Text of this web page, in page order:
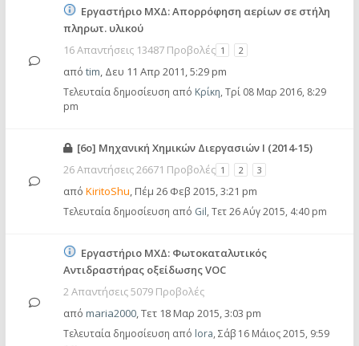
Εργαστήριο ΜΧΔ: Απορρόφηση αερίων σε στήλη
πληρωτ. υλικού
16 Απαντήσεις 13487 Προβολές 1 2
από tim, Δευ 11 Απρ 2011, 5:29 pm
Τελευταία δημοσίευση από Κρίκη, Τρί 08 Μαρ 2016, 8:29
pm
[6ο] Μηχανική Χημικών Διεργασιών Ι (2014-15)
26 Απαντήσεις 26671 Προβολές 1 2 3
από KiritoShu, Πέμ 26 Φεβ 2015, 3:21 pm
Τελευταία δημοσίευση από Gil, Τετ 26 Αύγ 2015, 4:40 pm
Εργαστήριο ΜΧΔ: Φωτοκαταλυτικός
Αντιδραστήρας οξείδωσης VOC
2 Απαντήσεις 5079 Προβολές
από maria2000,Τετ 18 Μαρ 2015, 3:03 pm
Τελευταία δημοσίευση από lora, Σάβ 16 Μάιος 2015, 9:59